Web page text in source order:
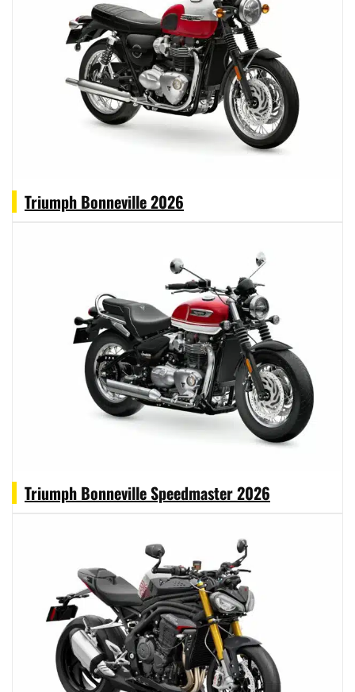
Triumph Bonneville 2026
Triumph Bonneville Speedmaster 2026